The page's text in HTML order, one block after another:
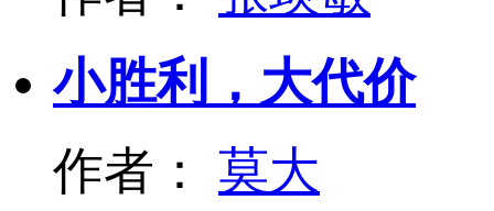
小胜利，大代价
作者： 莫大